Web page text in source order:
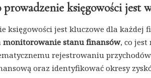
prowadzenie księgowości jest
księgowości jest kluczowe dla każdej
monitorowanie stanu finansów, co jest
rejestrowaniu
oraz identyfikować okresy